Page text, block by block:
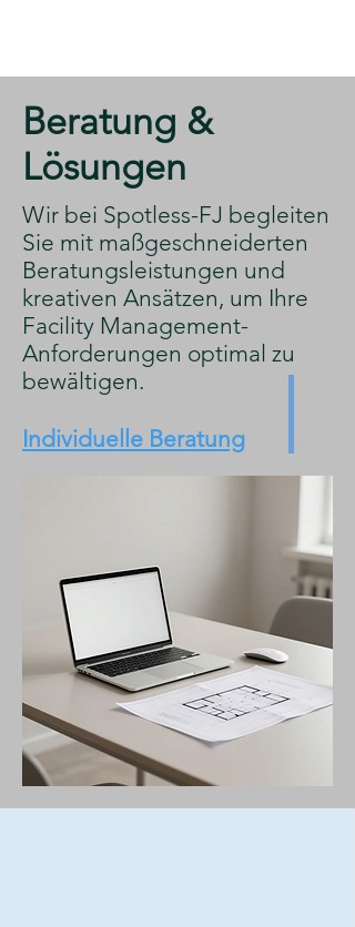
​Beratung &
Lösungen
​Wir bei Spotless-FJ begleiten
Sie mit maßgeschneiderten
Beratungsleistungen und
kreativen Ansätzen, um Ihre
Facility Management-
Anforderungen optimal zu
bewältigen.
Individuelle Beratung